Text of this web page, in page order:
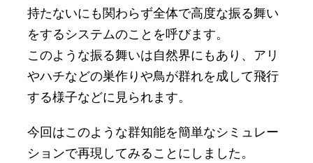
持たないにも関わらず全体で高度な振る舞い
をするシステムのことを呼びます。
このような振る舞いは自然界にもあり、アリ
やハチなどの巣作りや鳥が群れを成して飛行
する様子などに見られます。
今回はこのような群知能を簡単なシミュレー
ションで再現してみることにしました。